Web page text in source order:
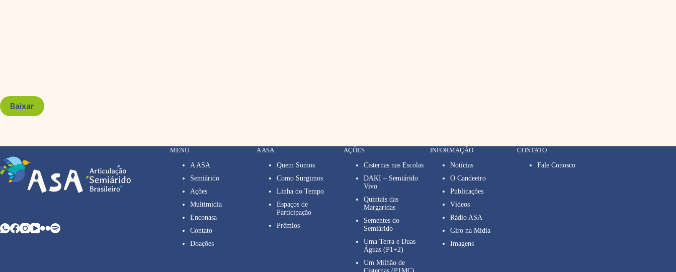
Baixar
MENU
A ASA
Semiárido
Ações
Multimídia
Enconasa
Contato
Doações
A ASA
Quem Somos
Como Surgimos
Linha do Tempo
Espaços de
Participação
Prêmios
AÇÕES
Cisternas nas Escolas
DAKI – Semiárido
Vivo
Quintais das
Margaridas
Sementes do
Semiárido
Uma Terra e Duas
Águas (P1+2)
Um Milhão de
INFORMAÇÃO
Notícias
O Candeeiro
Publicações
Vídeos
Rádio ASA
Giro na Mídia
Imagens
CONTATO
Fale Conosco